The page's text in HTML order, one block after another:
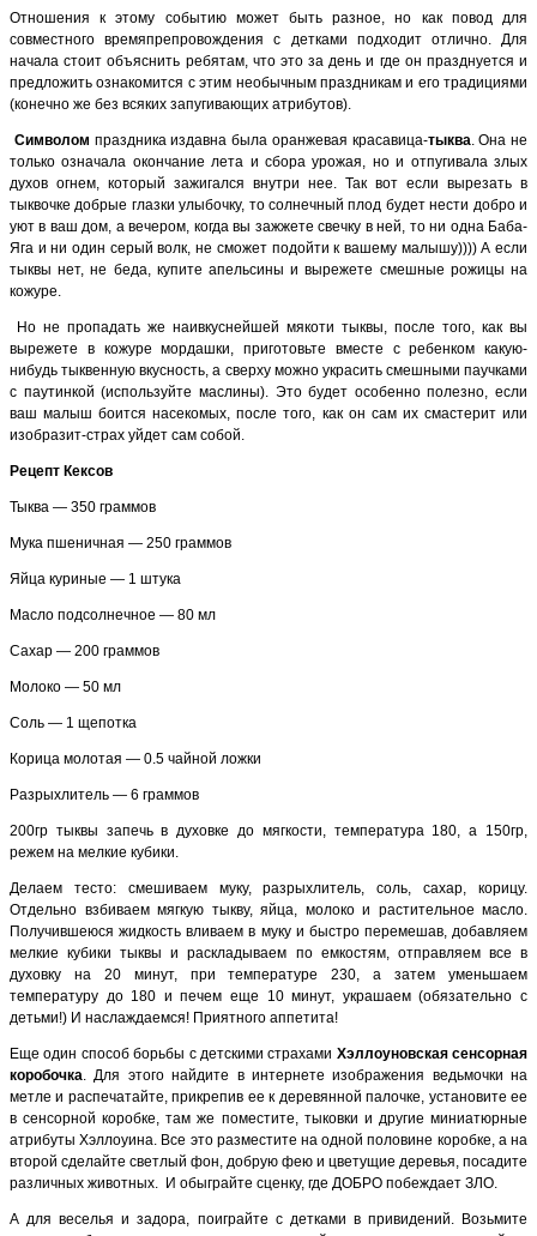
Отношения к этому событию может быть разное, но как повод для
совместного времяпрепровождения с детками подходит отлично. Для
начала стоит объяснить ребятам, что это за день и где он празднуется и
предложить ознакомится с этим необычным праздникам и его традициями
(конечно же без всяких запугивающих атрибутов).
Символом праздника издавна была оранжевая красавица-тыква. Она не
только означала окончание лета и сбора урожая, но и отпугивала злых
духов огнем, который зажигался внутри нее. Так вот если вырезать в
тыквочке добрые глазки улыбочку, то солнечный плод будет нести добро и
уют в ваш дом, а вечером, когда вы зажжете свечку в ней, то ни одна Баба-
Яга и ни один серый волк, не сможет подойти к вашему малышу)))) А если
тыквы нет, не беда, купите апельсины и вырежете смешные рожицы на
кожуре.
Но не пропадать же наивкуснейшей мякоти тыквы, после того, как вы
вырежете в кожуре мордашки, приготовьте вместе с ребенком какую-
нибудь тыквенную вкусность, а сверху можно украсить смешными паучками
с паутинкой (используйте маслины). Это будет особенно полезно, если
ваш малыш боится насекомых, после того, как он сам их смастерит или
изобразит-страх уйдет сам собой.
Рецепт Кексов
Тыква — 350 граммов
Мука пшеничная — 250 граммов
Яйца куриные — 1 штука
Масло подсолнечное — 80 мл
Сахар — 200 граммов
Молоко — 50 мл
Соль — 1 щепотка
Корица молотая — 0.5 чайной ложки
Разрыхлитель — 6 граммов
200гр тыквы запечь в духовке до мягкости, температура 180, а 150гр,
режем на мелкие кубики.
Делаем тесто: смешиваем муку, разрыхлитель, соль, сахар, корицу.
Отдельно взбиваем мягкую тыкву, яйца, молоко и растительное масло.
Получившеюся жидкость вливаем в муку и быстро перемешав, добавляем
мелкие кубики тыквы и раскладываем по емкостям, отправляем все в
духовку на 20 минут, при температуре 230, а затем уменьшаем
температуру до 180 и печем еще 10 минут, украшаем (обязательно с
детьми!) И наслаждаемся! Приятного аппетита!
Еще один способ борьбы с детскими страхами Хэллоуновская сенсорная
коробочка. Для этого найдите в интернете изображения ведьмочки на
метле и распечатайте, прикрепив ее к деревянной палочке, установите ее
в сенсорной коробке, там же поместите, тыковки и другие миниатюрные
атрибуты Хэллоуина. Все это разместите на одной половине коробке, а на
второй сделайте светлый фон, добрую фею и цветущие деревья, посадите
различных животных. И обыграйте сценку, где ДОБРО побеждает ЗЛО.
А для веселья и задора, поиграйте с детками в привидений. Возьмите